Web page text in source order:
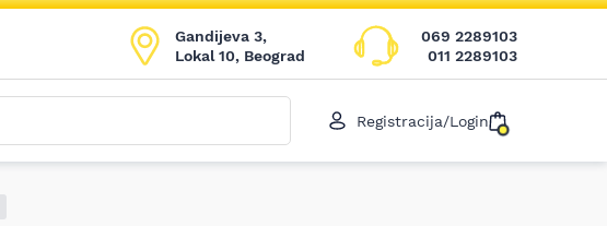
Gandijeva 3,
Lokal 10, Beograd
069 2289103
011 2289103
Registracija/Login